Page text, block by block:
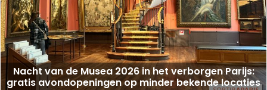
Nacht van de Musea 2026 in het verborgen Parijs:
gratis avondopeningen op minder bekende locaties